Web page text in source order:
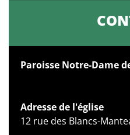
Paroisse Notre-Dame
Adresse de l'église
12 rue des Blancs-